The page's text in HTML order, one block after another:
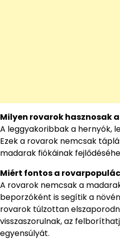
Milyen rovarok hasznosak
A leggyakoribbak a hernyók,
Ezek a rovarok nemcsak
madarak fiókáinak
Miért fontos a
A rovarok nemcsak a
beporzóként is segítik a
rovarok túlzottan
visszaszorulnak, az
egyensúlyát.